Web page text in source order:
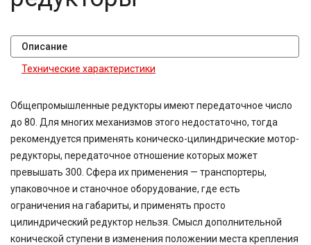
Описание
Технические характеристики
Общепромышленные редукторы имеют передаточное число
до 80. Для многих механизмов этого недостаточно, тогда
рекомендуется применять коническо-цилиндрические мотор-
редукторы, передаточное отношение которых может
превышать 300. Сфера их применения — транспортеры,
упаковочное и станочное оборудование, где есть
ограничения на габариты, и применять просто
цилиндрический редуктор нельзя. Смысл дополнительной
конической ступени в изменения положении места крепления